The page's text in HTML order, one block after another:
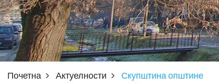
Почетна Актуелности Скупштина општине